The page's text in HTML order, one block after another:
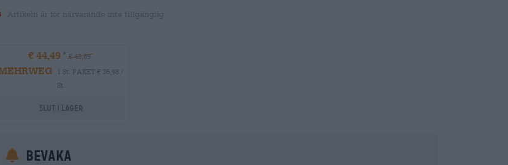
Artikeln är för närvarande inte tillgänglig
€ 44,49 € 48,89
1 St. PAKET € 35,98 /
St.
Slut i lager
Bevaka